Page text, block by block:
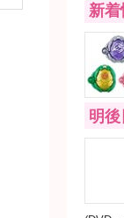
新着
明